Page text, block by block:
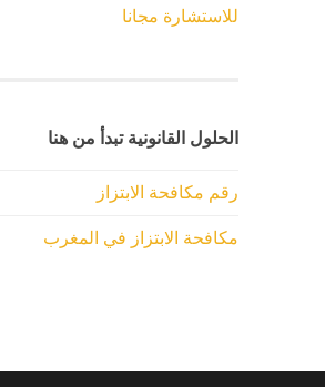
للاستشارة مجانا
الحلول القانونية تبدأ من هنا
رقم مكافحة الابتزاز
مكافحة الابتزاز في المغرب